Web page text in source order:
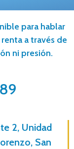
para hablar
a través de
ni presión.
2, Unidad
San